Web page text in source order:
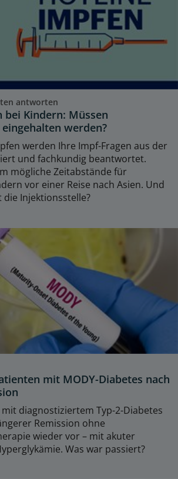
antworten
bei Kindern: Müssen
werden?
werden Ihre Impf-Fragen aus der
und fachkundig beantwortet.
mögliche Zeitabstände für
vor einer Reise nach Asien. Und
die Injektionsstelle?
mit MODY-Diabetes nach
diagnostiziertem Typ-2-Diabetes
Remission ohne
wieder vor – mit akuter
Was war passiert?